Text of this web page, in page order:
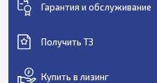
Гарантия и обслуживание
Получить ТЗ
Купить в лизинг